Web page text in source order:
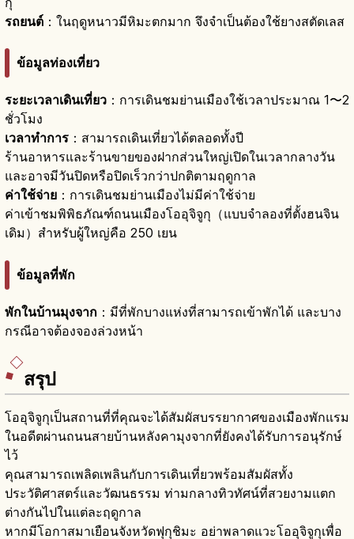
รถยนต์ ：ในฤดูหนาวมีหิมะตกมาก จึงจำเป็นต้องใช้ยางสตัดเลส
ข้อมูลท่องเที่ยว
ระยะเวลาเดินเที่ยว ：การเดินชมย่านเมืองใช้เวลาประมาณ 1〜2
ชั่วโมง
เวลาทำการ ：สามารถเดินเที่ยวได้ตลอดทั้งปี
ร้านอาหารและร้านขายของฝากส่วนใหญ่เปิดในเวลากลางวัน
และอาจมีวันปิดหรือปิดเร็วกว่าปกติตามฤดูกาล
ค่าใช้จ่าย ：การเดินชมย่านเมืองไม่มีค่าใช้จ่าย
ค่าเข้าชมพิพิธภัณฑ์ถนนเมืองโออุจิจูกุ（แบบจำลองที่ตั้งฮนจิน
เดิม）สำหรับผู้ใหญ่คือ 250 เยน
ข้อมูลที่พัก
พักในบ้านมุงจาก ：มีที่พักบางแห่งที่สามารถเข้าพักได้ และบาง
กรณีอาจต้องจองล่วงหน้า
สรุป
โออุจิจูกุเป็นสถานที่ที่คุณจะได้สัมผัสบรรยากาศของเมืองพักแรม
ในอดีตผ่านถนนสายบ้านหลังคามุงจากที่ยังคงได้รับการอนุรักษ์
ไว้
คุณสามารถเพลิดเพลินกับการเดินเที่ยวพร้อมสัมผัสทั้ง
ประวัติศาสตร์และวัฒนธรรม ท่ามกลางทิวทัศน์ที่สวยงามแตก
ต่างกันไปในแต่ละฤดูกาล
หากมีโอกาสมาเยือนจังหวัดฟุกุชิมะ อย่าพลาดแวะโออุจิจูกุเพื่อ